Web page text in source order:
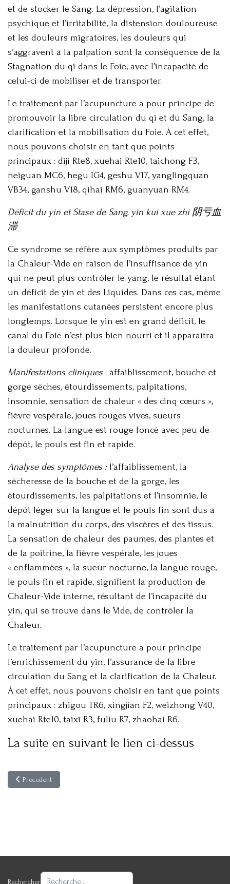
et de stocker le Sang. La dépression, l’agitation
psychique et l’irritabilité, la distension douloureuse
et les douleurs migratoires, les douleurs qui
s’aggravent à la palpation sont la conséquence de la
Stagnation du qi dans le Foie, avec l’incapacité de
celui-ci de mobiliser et de transporter.
Le traitement par l’acupuncture a pour principe de
promouvoir la libre circulation du qi et du Sang, la
clarification et la mobilisation du Foie. À cet effet,
nous pouvons choisir en tant que points
principaux : diji Rte8, xuehai Rte10, taichong F3,
neiguan MC6, hegu IG4, geshu V17, yanglingquan
VB34, ganshu V18, qihai RM6, guanyuan RM4.
Déficit du yin et Stase de Sang, yin kui xue zhi 阴亏血
滞
Ce syndrome se réfère aux symptômes produits par
la Chaleur-Vide en raison de l’insuffisance de yin
qui ne peut plus contrôler le yang, le résultat étant
un déficit de yin et des Liquides. Dans ces cas, même
les manifestations cutanées persistent encore plus
longtemps. Lorsque le yin est en grand déficit, le
canal du Foie n’est plus bien nourri et il apparaîtra
la douleur profonde.
Manifestations cliniques : affaiblissement, bouche et
gorge sèches, étourdissements, palpitations,
insomnie, sensation de chaleur « des cinq cœurs »,
fièvre vespérale, joues rouges vives, sueurs
nocturnes. La langue est rouge foncé avec peu de
dépôt, le pouls est fin et rapide.
Analyse des symptômes :l’affaiblissement, la
sécheresse de la bouche et de la gorge, les
étourdissements, les palpitations et l’insomnie, le
dépôt léger sur la langue et le pouls fin sont dus à
la malnutrition du corps, des viscères et des tissus.
La sensation de chaleur des paumes, des plantes et
de la poitrine, la fièvre vespérale, les joues
« enflammées », la sueur nocturne, la langue rouge,
le pouls fin et rapide, signifient la production de
Chaleur-Vide interne, résultant de l’incapacité du
yin, qui se trouve dans le Vide, de contrôler la
Chaleur.
Le traitement par l’acupuncture a pour principe
l’enrichissement du yin, l’assurance de la libre
circulation du Sang et la clarification de la Chaleur.
À cet effet, nous pouvons choisir en tant que points
principaux : zhigou TR6, xingjian F2, weizhong V40,
xuehai Rte10, taixi R3, fuliu R7, zhaohai R6..
La suite en suivant le lien ci-dessus
Article précédent : Douleurs de névromes d’amputation et acupuncture
Précédent
Rechercher